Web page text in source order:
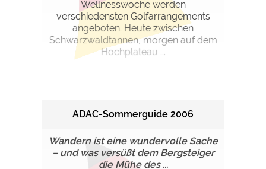
Wellnesswoche werden
verschiedensten Golfarrangements
angeboten. Heute zwischen
Schwarzwaldtannen, morgen auf dem
Hochplateau ...
ADAC-Sommerguide 2006
Wandern ist eine wundervolle Sache
– und was versüßt dem Bergsteiger
die Mühe des ...